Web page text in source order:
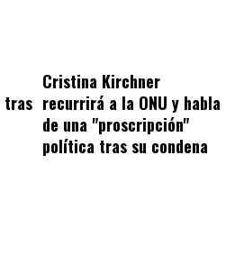
tras
Cristina Kirchner
recurrirá a la ONU y habla
de una "proscripción"
política tras su condena